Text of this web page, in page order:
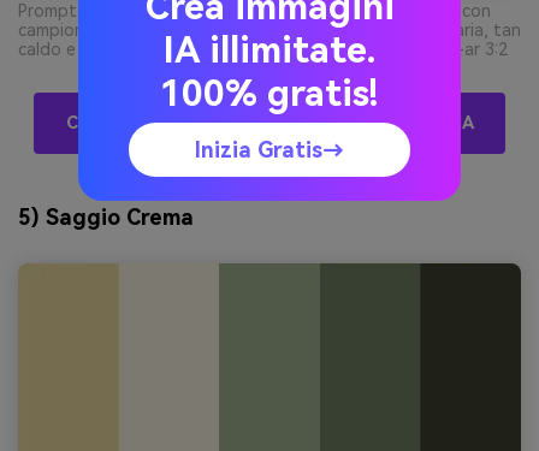
Prompt: collage mood board interior su fondo semplice con
campioni e piastrelle materiali in oro pallido, beige arenaria, tan
caldo e crema delicato, disposizione moderna minimal --ar 3:2
Crea Gratis Palette Visive Oro Pallido Con L’IA
5) Saggio Crema
IA illimitate.
100% gratis!
Inizia Gratis→